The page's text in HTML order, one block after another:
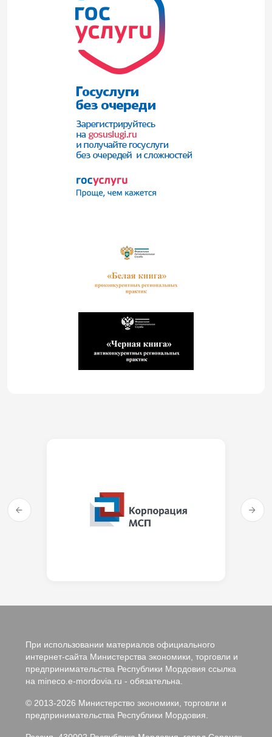
При использовании материалов официального
интернет-сайта Министерства экономики, торговли и
предпринимательства Республики Мордовия ссылка
на mineco.e-mordovia.ru - обязательна.
© 2013-2026 Министерство экономики, торговли и
предпринимательства Республики Мордовия.